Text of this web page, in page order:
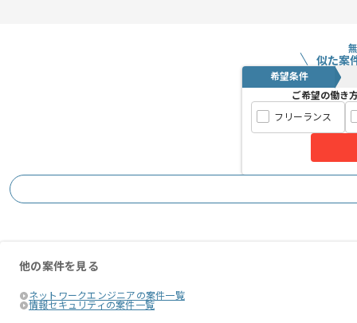
似た案
希望条件
ご希望の働き
フリーランス
他の案件を見る
ネットワークエンジニアの案件一覧
情報セキュリティの案件一覧